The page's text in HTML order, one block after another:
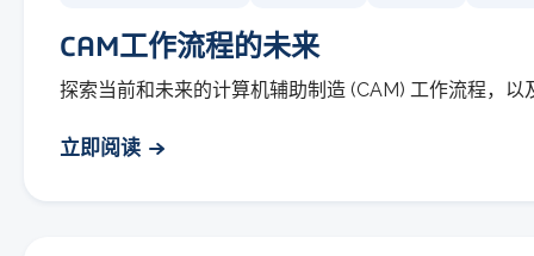
CAM工作流程的未来
探索当前和未来的计算机辅助制造 (CAM) 工作流程，以
立即阅读